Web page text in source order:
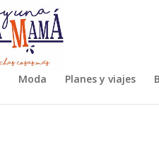
Moda Planes y viajes